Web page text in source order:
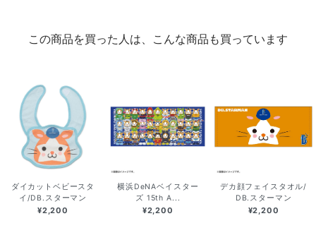
この商品を買った人は、こんな商品も買っています
ダイカットベビースタ
イ/DB.スターマン
¥2,200
横浜DeNAベイスター
ズ 15th A...
¥2,200
デカ顔フェイスタオル/
DB.スターマン
¥2,200